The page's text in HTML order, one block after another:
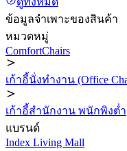
ข้อมูลจำเพาะของสินค้า
หมวดหมู่
ComfortChairs
เก้าอี้นั่งทำงาน (Office
เก้าอี้สำนักงาน พนักพิงต่ำ
แบรนด์
Index Living Mall